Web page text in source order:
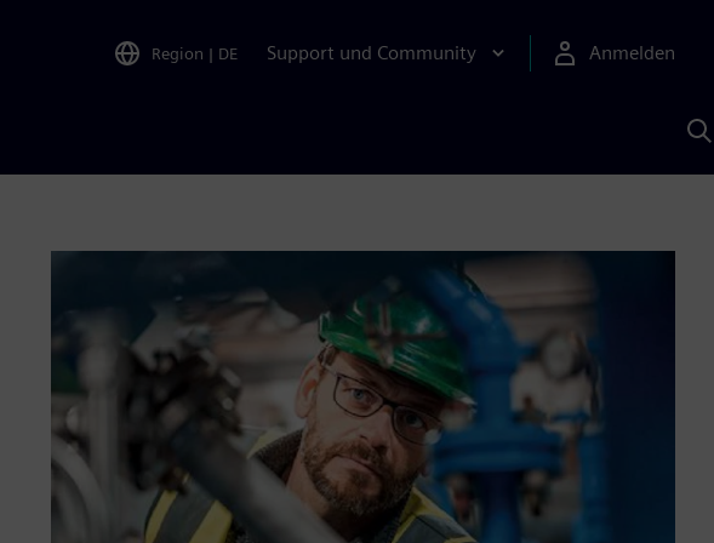
Region | DE Support und Community Anmelden
KI